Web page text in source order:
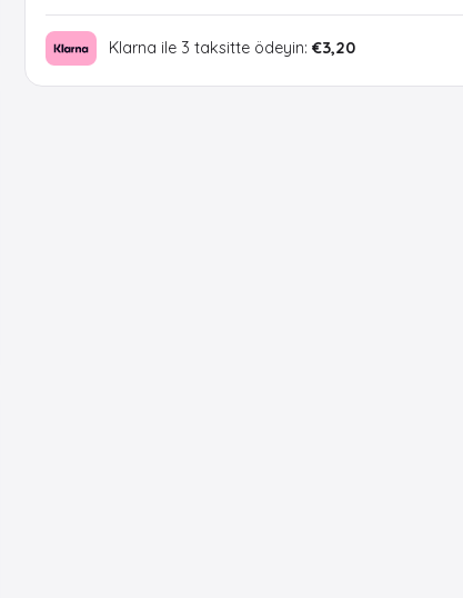
Klarna ile 3 taksitte ödeyin: €3,20